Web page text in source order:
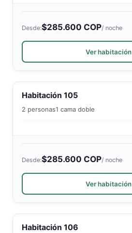
Desde:$285.600 COP/ noche
Ver habitación
Habitación 105
2 personas1 cama doble
Desde:$285.600 COP/ noche
Ver habitación
Habitación 106